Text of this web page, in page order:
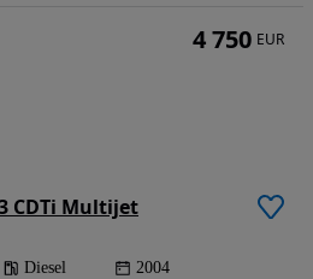
CDTi Multijet
Diesel 2004
4 750 EUR